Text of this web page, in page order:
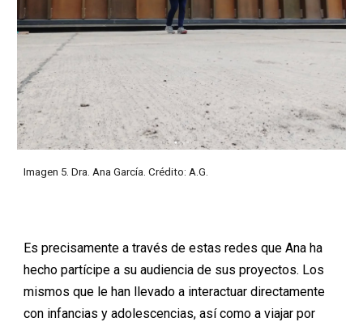
Imagen 5.Dra.Ana García. Crédito:A.G.
Es precisamente a través de estas redes que Ana ha
hecho partícipe a su audiencia de sus proyectos. Los
mismos que le han llevado a interactuar directamente
con infancias y adolescencias, así como a viajar por